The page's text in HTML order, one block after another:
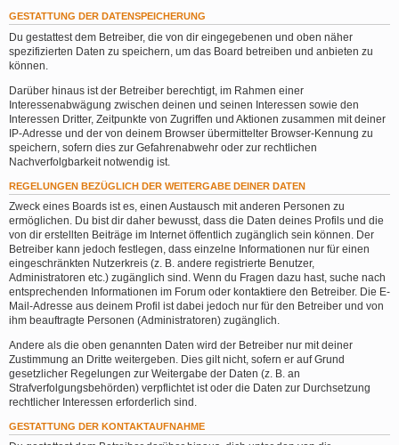
GESTATTUNG DER DATENSPEICHERUNG
Du gestattest dem Betreiber, die von dir eingegebenen und oben näher
spezifizierten Daten zu speichern, um das Board betreiben und anbieten zu
können.
Darüber hinaus ist der Betreiber berechtigt, im Rahmen einer
Interessenabwägung zwischen deinen und seinen Interessen sowie den
Interessen Dritter, Zeitpunkte von Zugriffen und Aktionen zusammen mit deiner
IP-Adresse und der von deinem Browser übermittelter Browser-Kennung zu
speichern, sofern dies zur Gefahrenabwehr oder zur rechtlichen
Nachverfolgbarkeit notwendig ist.
REGELUNGEN BEZÜGLICH DER WEITERGABE DEINER DATEN
Zweck eines Boards ist es, einen Austausch mit anderen Personen zu
ermöglichen. Du bist dir daher bewusst, dass die Daten deines Profils und die
von dir erstellten Beiträge im Internet öffentlich zugänglich sein können. Der
Betreiber kann jedoch festlegen, dass einzelne Informationen nur für einen
eingeschränkten Nutzerkreis (z. B. andere registrierte Benutzer,
Administratoren etc.) zugänglich sind. Wenn du Fragen dazu hast, suche nach
entsprechenden Informationen im Forum oder kontaktiere den Betreiber. Die E-
Mail-Adresse aus deinem Profil ist dabei jedoch nur für den Betreiber und von
ihm beauftragte Personen (Administratoren) zugänglich.
Andere als die oben genannten Daten wird der Betreiber nur mit deiner
Zustimmung an Dritte weitergeben. Dies gilt nicht, sofern er auf Grund
gesetzlicher Regelungen zur Weitergabe der Daten (z. B. an
Strafverfolgungsbehörden) verpflichtet ist oder die Daten zur Durchsetzung
rechtlicher Interessen erforderlich sind.
GESTATTUNG DER KONTAKTAUFNAHME